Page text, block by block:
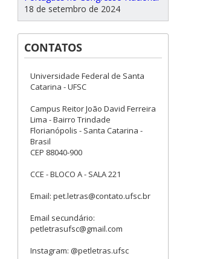
18 de setembro de 2024
CONTATOS
Universidade Federal de Santa
Catarina - UFSC
Campus Reitor João David Ferreira
Lima - Bairro Trindade
Florianópolis - Santa Catarina -
Brasil
CEP 88040-900
CCE - BLOCO A - SALA 221
Email: pet.letras@contato.ufsc.br
Email secundário:
petletrasufsc@gmail.com
Instagram: @petletras.ufsc